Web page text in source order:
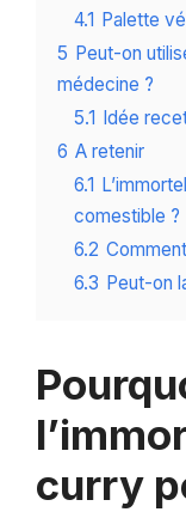
4.1 Palette
5 Peut-on
médecine ?
5.1
Idée
6 A retenir
6.1
comestible ?
6.2
6.3 Peut-on
curry